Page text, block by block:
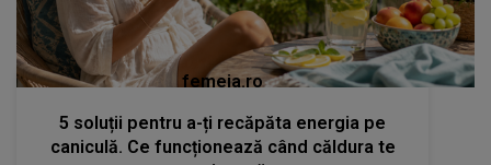
femeia.ro
5 soluții pentru a-ți recăpăta energia pe
caniculă. Ce funcționează când căldura te